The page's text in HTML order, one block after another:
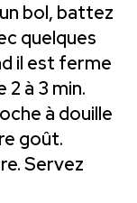
bol, battez
quelques
il est ferme
à 3 min.
à douille
goût.
Servez